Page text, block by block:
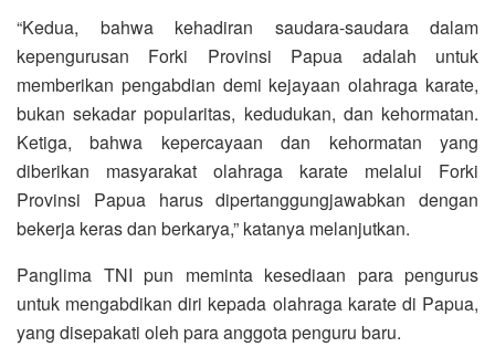
“Kedua, bahwa kehadiran saudara-saudara dalam
kepengurusan Forki Provinsi Papua adalah untuk
memberikan pengabdian demi kejayaan olahraga karate,
bukan sekadar popularitas, kedudukan, dan kehormatan.
Ketiga, bahwa kepercayaan dan kehormatan yang
diberikan masyarakat olahraga karate melalui Forki
Provinsi Papua harus dipertanggungjawabkan dengan
bekerja keras dan berkarya,” katanya melanjutkan.
Panglima TNI pun meminta kesediaan para pengurus
untuk mengabdikan diri kepada olahraga karate di Papua,
yang disepakati oleh para anggota penguru baru.